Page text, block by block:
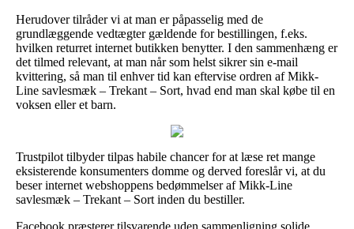
Herudover tilråder vi at man er påpasselig med de
grundlæggende vedtægter gældende for bestillingen, f.eks.
hvilken returret internet butikken benytter. I den sammenhæng er
det tilmed relevant, at man når som helst sikrer sin e-mail
kvittering, så man til enhver tid kan eftervise ordren af Mikk-
Line savlesmæk – Trekant – Sort, hvad end man skal købe til en
voksen eller et barn.
Trustpilot tilbyder tilpas habile chancer for at læse ret mange
eksisterende konsumenters domme og derved foreslår vi, at du
beser internet webshoppens bedømmelser af Mikk-Line
savlesmæk – Trekant – Sort inden du bestiller.
Facebook præsterer tilsvarende uden sammenligning solide